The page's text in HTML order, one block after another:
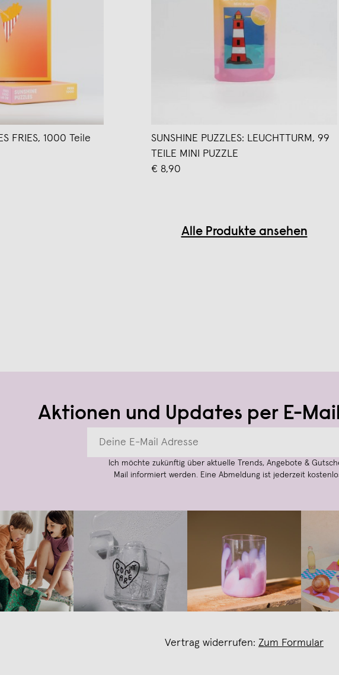
FRIES, 1000 Teile
SUNSHINE PUZZLES: LEUCHTTURM, 99
TEILE MINI PUZZLE
€ 8,90
Alle Produkte ansehen
Aktionen und Updates per E-
Ich möchte zukünftig über aktuelle Trends, Angebote &
Mail informiert werden. Eine Abmeldung ist jederzeit
Vertrag widerrufen: Zum Formular